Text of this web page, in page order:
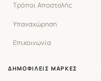
Τρόποι Αποστολής
Υπαναχώρηση
Επικοινωνία
ΔΗΜΟΦΙΛΕΊΣ ΜΆΡΚΕΣ